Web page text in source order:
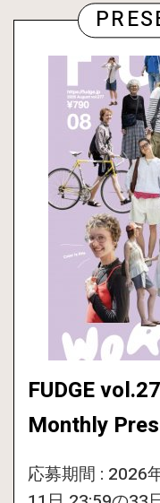
FUDGE
Monthly
応募期間 : 2026